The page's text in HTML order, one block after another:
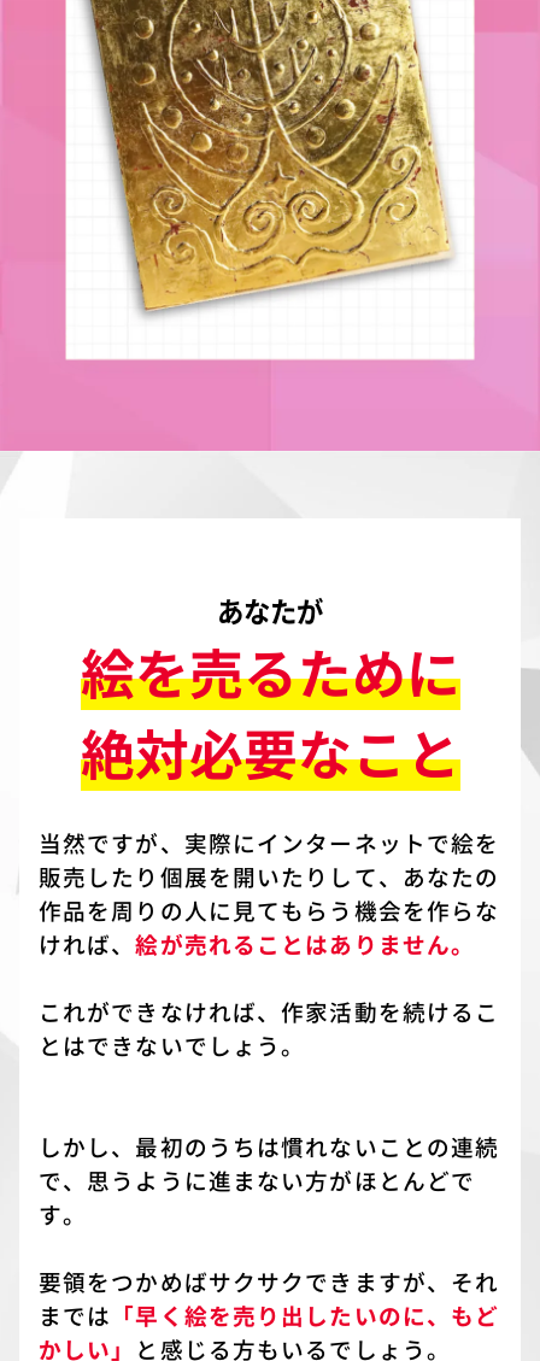
あなたが
絵を売るために
絶対必要なこと
当然ですが、実際にインターネットで絵を
販売したり個展を開いたりして、あなたの
作品を周りの人に見てもらう機会を作らな
ければ、絵が売れることはありません。
これができなければ、作家活動を続けるこ
とはできないでしょう。
しかし、最初のうちは慣れないことの連続
で、思うように進まない方がほとんどで
す。
要領をつかめばサクサクできますが、それ
までは 「早く絵を売り出したいのに、もど
かしい」 と感じる方もいるでしょう。